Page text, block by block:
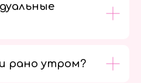
рано утром?